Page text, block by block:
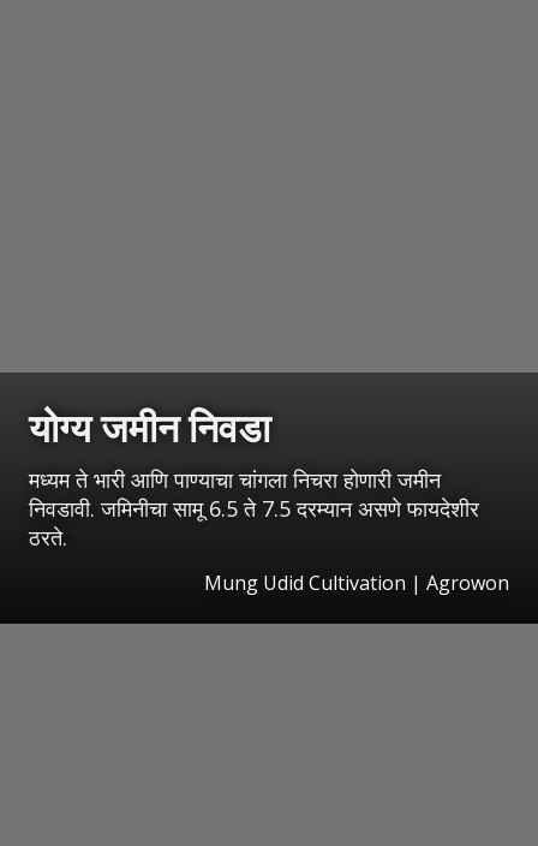
योग्य जमीन निवडा
मध्यम ते भारी आणि पाण्याचा चांगला निचरा होणारी जमीन
निवडावी. जमिनीचा सामू 6.5 ते 7.5 दरम्यान असणे फायदेशीर
ठरते.
Mung Udid Cultivation | Agrowon